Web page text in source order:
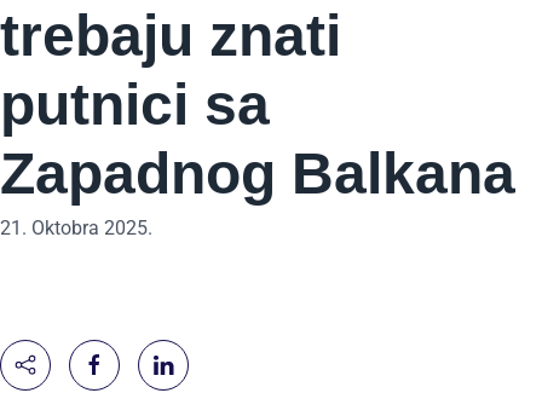
trebaju znati
putnici sa
Zapadnog Balkana
21. Oktobra 2025.